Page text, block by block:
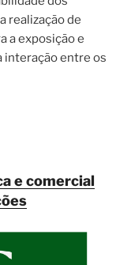
realização de
a exposição e
interação entre os
e comercial